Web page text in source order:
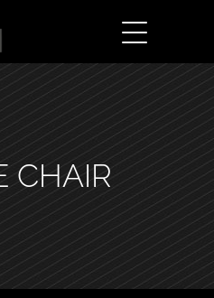
CHAIR